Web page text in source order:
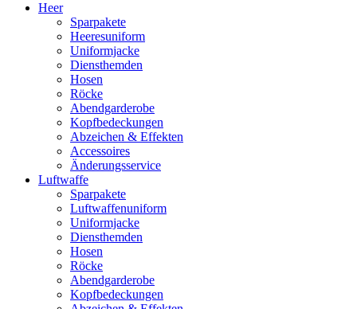
Heer
Sparpakete
Heeresuniform
Uniformjacke
Diensthemden
Hosen
Röcke
Abendgarderobe
Kopfbedeckungen
Abzeichen & Effekten
Accessoires
Änderungsservice
Luftwaffe
Sparpakete
Luftwaffenuniform
Uniformjacke
Diensthemden
Hosen
Röcke
Abendgarderobe
Kopfbedeckungen